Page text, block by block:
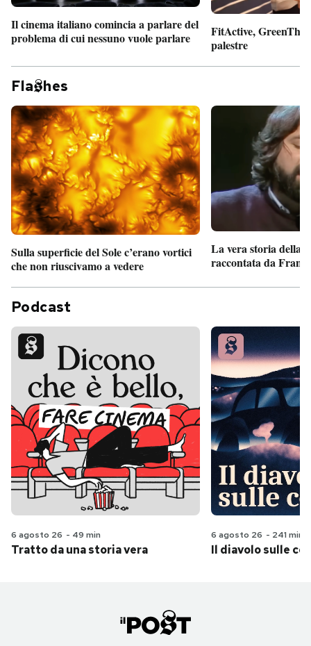
Il cinema italiano comincia a parlare del
problema di cui nessuno vuole parlare
FitActive,
palestre
Fla hes
Sulla superficie del Sole c’erano vortici
che non riuscivamo a vedere
La vera storia della
raccontata da
Podcast
6 agosto 26 - 49 min
Tratto da una storia vera
6 agosto 26 - 241 min
Il diavolo sulle